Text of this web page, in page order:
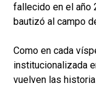
fallecido en el año
bautizó al campo
Como en cada
institucionalizada
vuelven las